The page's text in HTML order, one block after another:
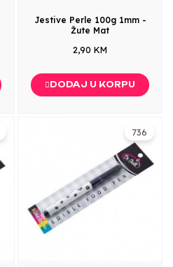
Jestive Perle 100g 1mm -
Žute Mat
2,90 KM
DODAJ U KORPU
736